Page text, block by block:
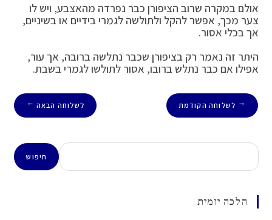
אולם במקרה שרוב הציפורן כבר נפרדה מהאצבע, ויש לו
צער מכך, אפשר להקל ולתולשה לגמרי בידיים או בשיניים,
אך בכלי אסור.
היתר זה נאמר רק בציפורן שכבר נתלשה ברובה, אך עור,
אפילו אם כבר נתלש ברובו, אסור לתולשו לגמרי בשבת.
← לשלוחה הקודמת לשלוחה הבאה →
חיפוש
חיפוש
הלכה יומית